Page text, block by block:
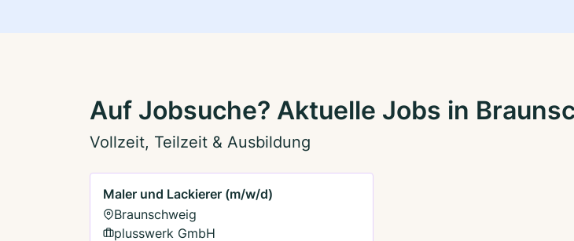
Auf Jobsuche? Aktuelle Jobs in
Vollzeit, Teilzeit & Ausbildung
Maler und Lackierer (m/w/d)
Braunschweig
plusswerk GmbH